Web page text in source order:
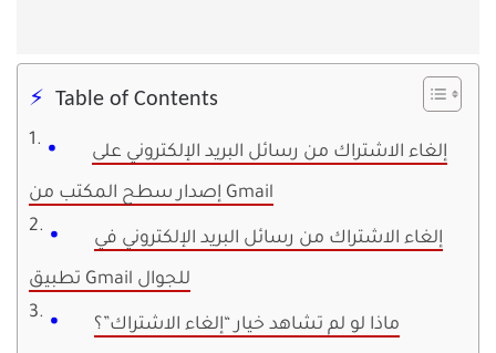
Table of Contents
إلغاء الاشتراك من رسائل البريد الإلكتروني على
إصدار سطح المكتب من Gmail
إلغاء الاشتراك من رسائل البريد الإلكتروني في
تطبيق Gmail للجوال
ماذا لو لم تشاهد خيار “إلغاء الاشتراك”؟